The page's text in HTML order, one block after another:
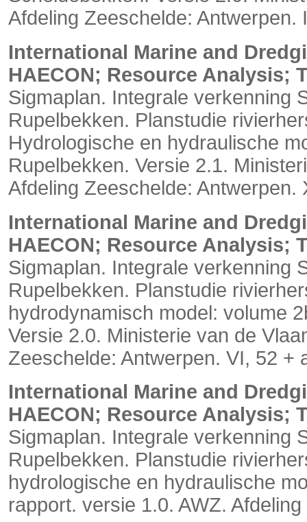
Afdeling Zeeschelde:
International Marine and
HAECON; Resource Analysis;
Sigmaplan. Integrale verkenning
Rupelbekken. Planstudie
Hydrologische en hydraulische
Rupelbekken. Versie 2.1.
Afdeling Zeeschelde: Antwerpen.
International Marine and
HAECON; Resource Analysis;
Sigmaplan. Integrale verkenning
Rupelbekken. Planstudie
hydrodynamisch model: volume
Versie 2.0. Ministerie van de
Zeeschelde: Antwerpen. VI, 52 +
International Marine and
HAECON; Resource Analysis;
Sigmaplan. Integrale verkenning
Rupelbekken. Planstudie
hydrologische en hydraulische
rapport. versie 1.0. AWZ.